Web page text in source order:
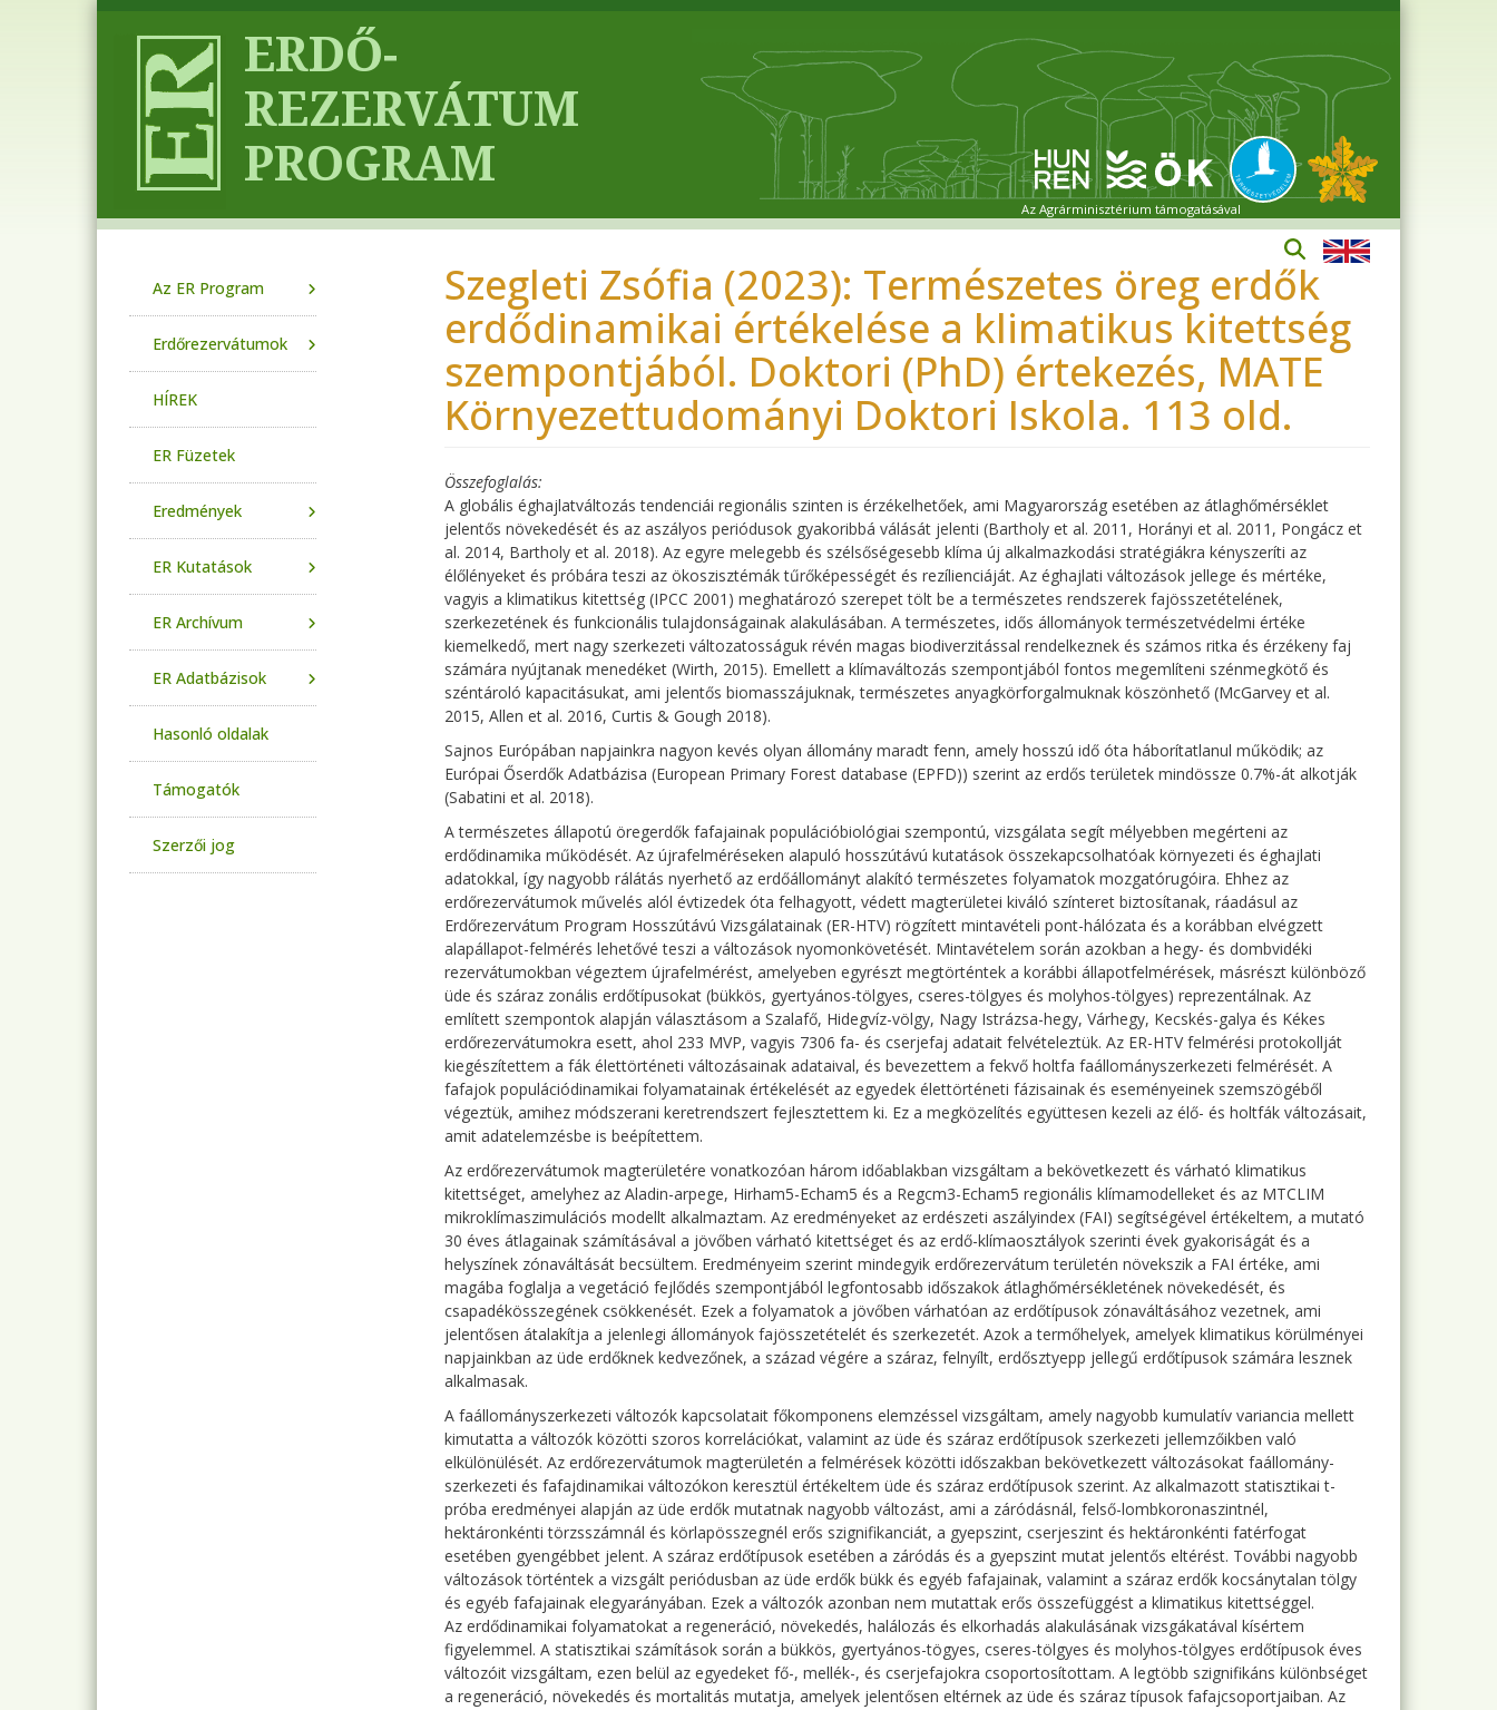
Az Agrárminisztérium támogatásával
Szegleti Zsófia (2023): Természetes öreg erdők
erdődinamikai értékelése a klimatikus kitettség
szempontjából. Doktori (PhD) értekezés, MATE
Környezettudományi Doktori Iskola. 113 old.
Összefoglalás
A globális éghajlatváltozás tendenciái regionális szinten is érzékelhetőek, ami Magyarország esetében az átlaghőmérséklet
jelentős növekedését és az aszályos periódusok gyakoribbá válását jelenti (Bartholy et al. 2011, Horányi et al. 2011, Pongácz et
al. 2014, Bartholy et al. 2018). Az egyre melegebb és szélsőségesebb klíma új alkalmazkodási stratégiákra kényszeríti az
élőlényeket és próbára teszi az ökoszisztémák tűrőképességét és rezílienciáját. Az éghajlati változások jellege és mértéke,
vagyis a klimatikus kitettség (IPCC 2001) meghatározó szerepet tölt be a természetes rendszerek fajösszetételének,
szerkezetének és funkcionális tulajdonságainak alakulásában. A természetes, idős állományok természetvédelmi értéke
kiemelkedő, mert nagy szerkezeti változatosságuk révén magas biodiverzitással rendelkeznek és számos ritka és érzékeny faj
számára nyújtanak menedéket (Wirth, 2015). Emellett a klímaváltozás szempontjából fontos megemlíteni szénmegkötő és
széntároló kapacitásukat, ami jelentős biomasszájuknak, természetes anyagkörforgalmuknak köszönhető (McGarvey et al.
2015, Allen et al. 2016, Curtis & Gough 2018).
Sajnos Európában napjainkra nagyon kevés olyan állomány maradt fenn, amely hosszú idő óta háborítatlanul működik; az
Európai Őserdők Adatbázisa (European Primary Forest database (EPFD)) szerint az erdős területek mindössze 0.7%-át alkotják
(Sabatini et al. 2018).
A természetes állapotú öregerdők fafajainak populációbiológiai szempontú, vizsgálata segít mélyebben megérteni az
erdődinamika működését. Az újrafelméréseken alapuló hosszútávú kutatások összekapcsolhatóak környezeti és éghajlati
adatokkal, így nagyobb rálátás nyerhető az erdőállományt alakító természetes folyamatok mozgatórugóira. Ehhez az
erdőrezervátumok művelés alól évtizedek óta felhagyott, védett magterületei kiváló színteret biztosítanak, ráadásul az
Erdőrezervátum Program Hosszútávú Vizsgálatainak (ER-HTV) rögzített mintavételi pont-hálózata és a korábban elvégzett
alapállapot-felmérés lehetővé teszi a változások nyomonkövetését. Mintavételem során azokban a hegy- és dombvidéki
rezervátumokban végeztem újrafelmérést, amelyeben egyrészt megtörténtek a korábbi állapotfelmérések, másrészt különböző
üde és száraz zonális erdőtípusokat (bükkös, gyertyános-tölgyes, cseres-tölgyes és molyhos-tölgyes) reprezentálnak. Az
említett szempontok alapján választásom a Szalafő, Hidegvíz-völgy, Nagy Istrázsa-hegy, Várhegy, Kecskés-galya és Kékes
erdőrezervátumokra esett, ahol 233 MVP, vagyis 7306 fa- és cserjefaj adatait felvételeztük. Az ER-HTV felmérési protokollját
kiegészítettem a fák élettörténeti változásainak adataival, és bevezettem a fekvő holtfa faállományszerkezeti felmérését. A
fafajok populációdinamikai folyamatainak értékelését az egyedek élettörténeti fázisainak és eseményeinek szemszögéből
végeztük, amihez módszerani keretrendszert fejlesztettem ki. Ez a megközelítés együttesen kezeli az élő- és holtfák változásait,
amit adatelemzésbe is beépítettem.
Az erdőrezervátumok magterületére vonatkozóan három időablakban vizsgáltam a bekövetkezett és várható klimatikus
kitettséget, amelyhez az Aladin-arpege, Hirham5-Echam5 és a Regcm3-Echam5 regionális klímamodelleket és az MTCLIM
mikroklímaszimulációs modellt alkalmaztam. Az eredményeket az erdészeti aszályindex (FAI) segítségével értékeltem, a mutató
30 éves átlagainak számításával a jövőben várható kitettséget és az erdő-klímaosztályok szerinti évek gyakoriságát és a
helyszínek zónaváltását becsültem. Eredményeim szerint mindegyik erdőrezervátum területén növekszik a FAI értéke, ami
magába foglalja a vegetáció fejlődés szempontjából legfontosabb időszakok átlaghőmérsékletének növekedését, és
csapadékösszegének csökkenését. Ezek a folyamatok a jövőben várhatóan az erdőtípusok zónaváltásához vezetnek, ami
jelentősen átalakítja a jelenlegi állományok fajösszetételét és szerkezetét. Azok a termőhelyek, amelyek klimatikus körülményei
napjainkban az üde erdőknek kedvezőnek, a század végére a száraz, felnyílt, erdősztyepp jellegű erdőtípusok számára lesznek
alkalmasak.
A faállományszerkezeti változók kapcsolatait főkomponens elemzéssel vizsgáltam, amely nagyobb kumulatív variancia mellett
kimutatta a változók közötti szoros korrelációkat, valamint az üde és száraz erdőtípusok szerkezeti jellemzőikben való
elkülönülését. Az erdőrezervátumok magterületén a felmérések közötti időszakban bekövetkezett változásokat faállomány-
szerkezeti és fafajdinamikai változókon keresztül értékeltem üde és száraz erdőtípusok szerint. Az alkalmazott statisztikai t-
próba eredményei alapján az üde erdők mutatnak nagyobb változást, ami a záródásnál, felső-lombkoronaszintnél,
hektáronkénti törzsszámnál és körlapösszegnél erős szignifikanciát, a gyepszint, cserjeszint és hektáronkénti fatérfogat
esetében gyengébbet jelent. A száraz erdőtípusok esetében a záródás és a gyepszint mutat jelentős eltérést. További nagyobb
változások történtek a vizsgált periódusban az üde erdők bükk és egyéb fafajainak, valamint a száraz erdők kocsánytalan tölgy
és egyéb fafajainak elegyarányában. Ezek a változók azonban nem mutattak erős összefüggést a klimatikus kitettséggel.
Az erdődinamikai folyamatokat a regeneráció, növekedés, halálozás és elkorhadás alakulásának vizsgákatával kísértem
figyelemmel. A statisztikai számítások során a bükkös, gyertyános-tögyes, cseres-tölgyes és molyhos-tölgyes erdőtípusok éves
változóit vizsgáltam, ezen belül az egyedeket fő-, mellék-, és cserjefajokra csoportosítottam. A legtöbb szignifikáns különbséget
a regeneráció, növekedés és mortalitás mutatja, amelyek jelentősen eltérnek az üde és száraz típusok fafajcsoportjaiban. Az
Az ER Program
Erdőrezervátumok
HÍREK
ER Füzetek
Eredmények
ER Kutatások
ER Archívum
ER Adatbázisok
Hasonló oldalak
Támogatók
Szerzői jog